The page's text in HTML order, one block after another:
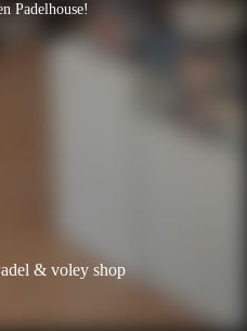
Padelhouse!
& voley shop